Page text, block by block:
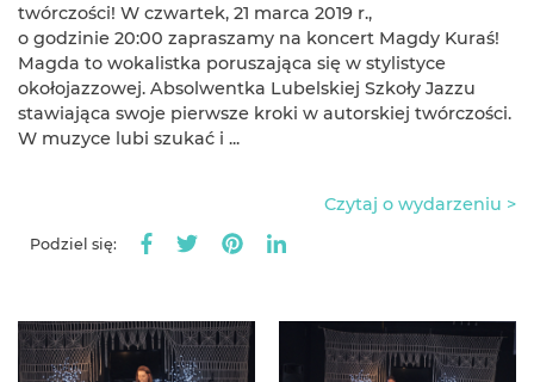
twórczości! W czwartek, 21 marca 2019 r.,
o godzinie 20:00 zapraszamy na koncert Magdy Kuraś!
Magda to wokalistka poruszająca się w stylistyce
okołojazzowej. Absolwentka Lubelskiej Szkoły Jazzu
stawiająca swoje pierwsze kroki w autorskiej twórczości.
W muzyce lubi szukać i ...
Czytaj o wydarzeniu >
Podziel się: